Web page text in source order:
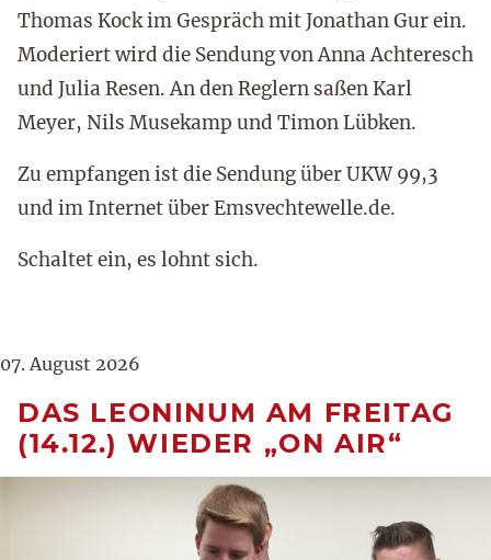
Thomas Kock im Gespräch mit Jonathan Gur ein.
Moderiert wird die Sendung von Anna Achteresch
und Julia Resen. An den Reglern saßen Karl
Meyer, Nils Musekamp und Timon Lübken.
Zu empfangen ist die Sendung über UKW 99,3
und im Internet über Emsvechtewelle.de.
Schaltet ein, es lohnt sich.
07. August 2026
DAS LEONINUM AM FREITAG
(14.12.) WIEDER „ON AIR“